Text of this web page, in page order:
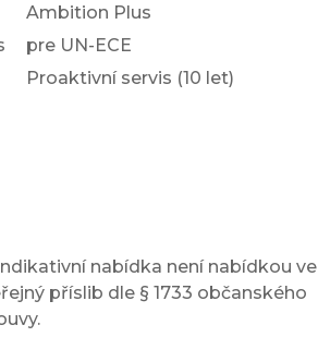
Ambition Plus
pre UN-ECE
Proaktivní servis (10 let)
nabídka není nabídkou ve
příslib dle § 1733 občanského